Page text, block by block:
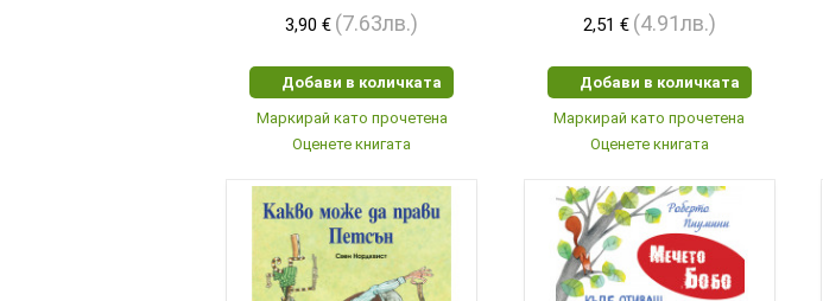
3,90 € (7.63лв.)
Добави в количката
Маркирай като прочетена
Оценете книгата
2,51 € (4.91лв.)
Добави в количката
Маркирай като прочетена
Оценете книгата